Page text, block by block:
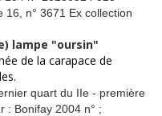
lampe "oursin"
de la carapace de